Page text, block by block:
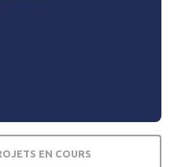
EN COURS